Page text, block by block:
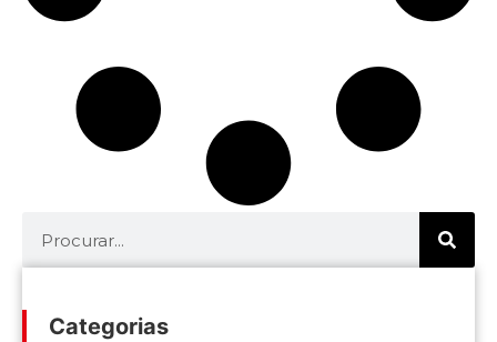
Categorias